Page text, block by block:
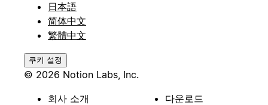
日本語
简体中文
繁體中文
쿠키 설정
© 2026 Notion Labs, Inc.
회사 소개
다운로드